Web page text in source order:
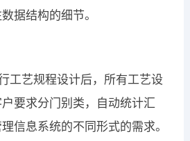
据结构的细节。
工艺规程设计后，所有工艺设
要求分门别类，自动统计汇
信息系统的不同形式的需求。